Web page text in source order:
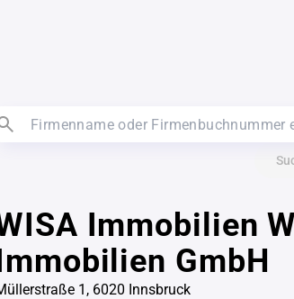
Immobilien
GmbH
1, 6020 Innsbruck